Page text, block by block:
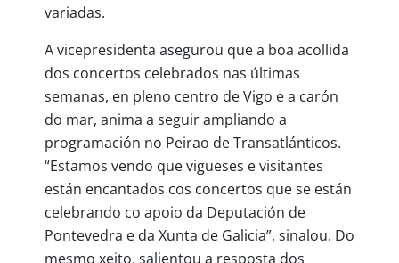
variadas.
A vicepresidenta asegurou que a boa acollida
dos concertos celebrados nas últimas
semanas, en pleno centro de Vigo e a carón
do mar, anima a seguir ampliando a
programación no Peirao de Transatlánticos.
“Estamos vendo que vigueses e visitantes
están encantados cos concertos que se están
celebrando co apoio da Deputación de
Pontevedra e da Xunta de Galicia”, sinalou. Do
mesmo xeito, salientou a resposta dos